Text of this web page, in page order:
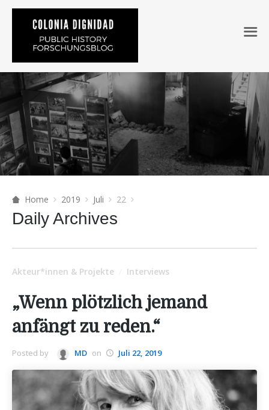
Home 2019 Juli 22
Daily Archives
Akteur*innen & Projekte Interviews
„Wenn plötzlich jemand
anfängt zu reden.“
Posted by MD on Juli 22, 2019